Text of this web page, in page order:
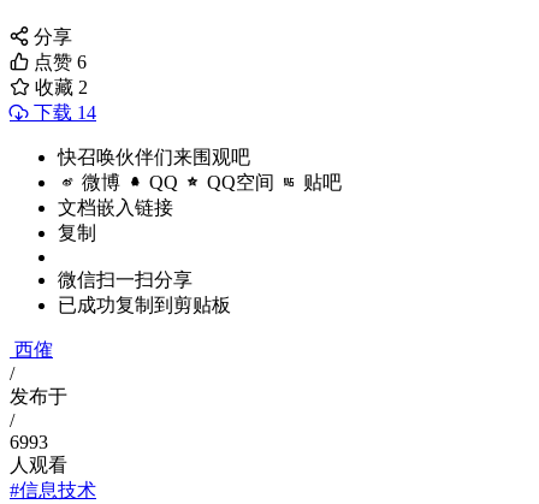
分享
点赞 6
收藏 2
下载 14
快召唤伙伴们来围观吧
微博 QQ QQ空间 贴吧
文档嵌入链接
复制
微信扫一扫分享
已成功复制到剪贴板
西傕
/
发布于
/
6993
人观看
#信息技术